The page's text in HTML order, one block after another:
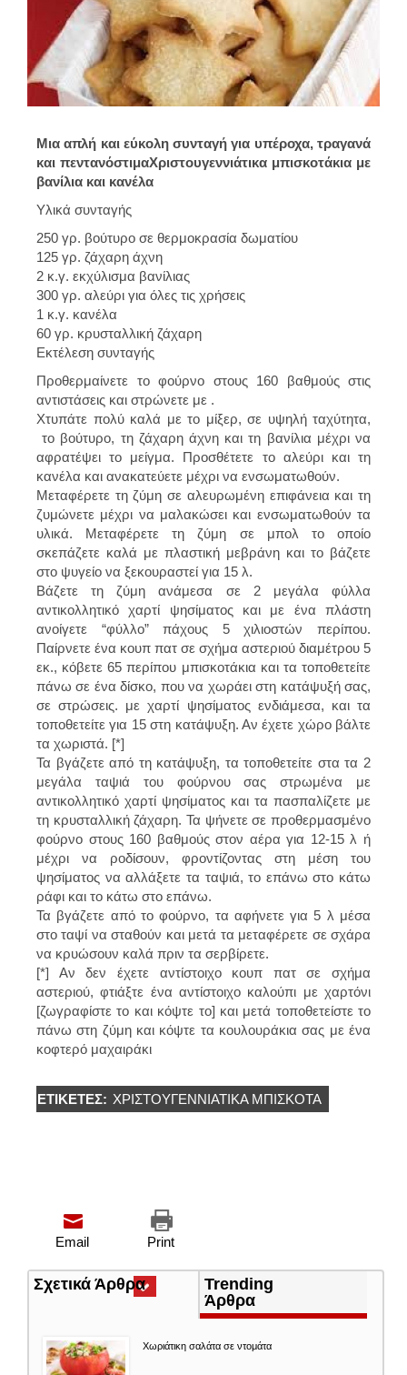
Μια απλή και εύκολη συνταγή για υπέροχα, τραγανά
και πεντανόστιμαΧριστουγεννιάτικα μπισκοτάκια με
βανίλια και κανέλα
Υλικά συνταγής
250 γρ. βούτυρο σε θερμοκρασία δωματίου
125 γρ. ζάχαρη άχνη
2 κ.γ. εκχύλισμα βανίλιας
300 γρ. αλεύρι για όλες τις χρήσεις
1 κ.γ. κανέλα
60 γρ. κρυσταλλική ζάχαρη
Εκτέλεση συνταγής
Προθερμαίνετε το φούρνο στους 160 βαθμούς στις
αντιστάσεις και στρώνετε με .
Χτυπάτε πολύ καλά με το μίξερ, σε υψηλή ταχύτητα,
το βούτυρο, τη ζάχαρη άχνη και τη βανίλια μέχρι να
αφρατέψει το μείγμα. Προσθέτετε το αλεύρι και τη
κανέλα και ανακατεύετε μέχρι να ενσωματωθούν.
Μεταφέρετε τη ζύμη σε αλευρωμένη επιφάνεια και τη
ζυμώνετε μέχρι να μαλακώσει και ενσωματωθούν τα
υλικά. Μεταφέρετε τη ζύμη σε μπολ το οποίο
σκεπάζετε καλά με πλαστική μεβράνη και το βάζετε
στο ψυγείο να ξεκουραστεί για 15 λ.
Βάζετε τη ζύμη ανάμεσα σε 2 μεγάλα φύλλα
αντικολλητικό χαρτί ψησίματος και με ένα πλάστη
ανοίγετε “φύλλο” πάχους 5 χιλιοστών περίπου.
Παίρνετε ένα κουπ πατ σε σχήμα αστεριού διαμέτρου 5
εκ., κόβετε 65 περίπου μπισκοτάκια και τα τοποθετείτε
πάνω σε ένα δίσκο, που να χωράει στη κατάψυξή σας,
σε στρώσεις. με χαρτί ψησίματος ενδιάμεσα, και τα
τοποθετείτε για 15 στη κατάψυξη. Αν έχετε χώρο βάλτε
τα χωριστά. [*]
Τα βγάζετε από τη κατάψυξη, τα τοποθετείτε στα τα 2
μεγάλα ταψιά του φούρνου σας στρωμένα με
αντικολλητικό χαρτί ψησίματος και τα πασπαλίζετε με
τη κρυσταλλική ζάχαρη. Τα ψήνετε σε προθερμασμένο
φούρνο στους 160 βαθμούς στον αέρα για 12-15 λ ή
μέχρι να ροδίσουν, φροντίζοντας στη μέση του
ψησίματος να αλλάξετε τα ταψιά, το επάνω στο κάτω
ράφι και το κάτω στο επάνω.
Τα βγάζετε από το φούρνο, τα αφήνετε για 5 λ μέσα
στο ταψί να σταθούν και μετά τα μεταφέρετε σε σχάρα
να κρυώσουν καλά πριν τα σερβίρετε.
[*] Αν δεν έχετε αντίστοιχο κουπ πατ σε σχήμα
αστεριού, φτιάξτε ένα αντίστοιχο καλούπι με χαρτόνι
[ζωγραφίστε το και κόψτε το] και μετά τοποθετείστε το
πάνω στη ζύμη και κόψτε τα κουλουράκια σας με ένα
κοφτερό μαχαιράκι
ΕΤΙΚΈΤΕΣ: ΧΡΙΣΤΟΥΓΕΝΝΙΆΤΙΚΑ ΜΠΙΣΚΌΤΑ
Print
Email
Σχετικά Άρθρα(ενεργή
καρτέλα)
Trending
Άρθρα
Χωριάτικη σαλάτα σε ντομάτα